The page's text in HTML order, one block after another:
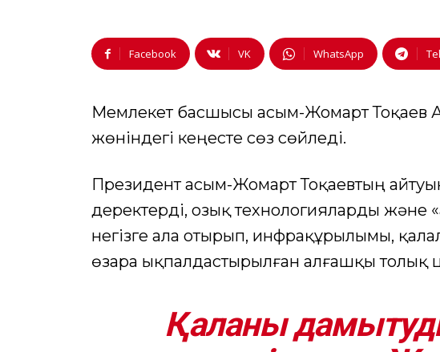
Facebook VK WhatsApp
Мемлекет басшысы Қасым-Жомарт Тоқаев
жөніндегі кеңесте сөз сөйледі.
Президент Қасым-Жомарт Тоқаевтың
деректерді, озық технологияларды және
негізге ала отырып, инфрақұрылымы,
өзара ықпалдастырылған алғашқы толық
Қаланы